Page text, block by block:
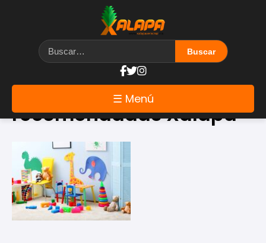
☰ Menú
Etiqueta: guarderías
recomendadas Xalapa